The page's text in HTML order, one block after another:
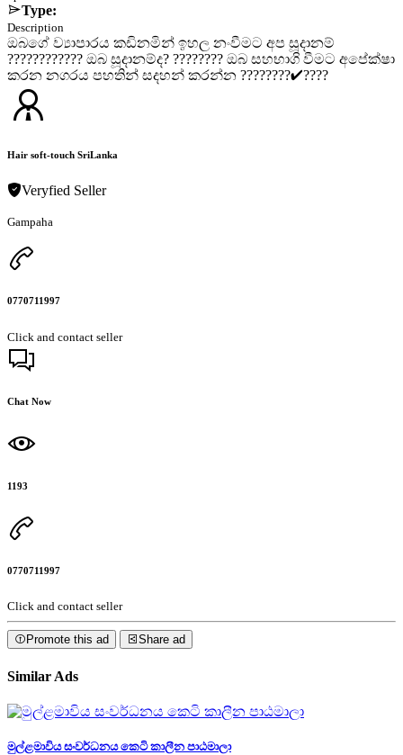
Type:
Description
ඔබගේ ව්‍යාපාරය කඩිනමින් ඉහල නංවීමට අප සූදානම්
???????????? ඔබ සූදානම්ද? ???????? ඔබ සහභාගි වීමට අපේක්ෂා
කරන නගරය පහතින් සදහන් කරන්න ????????✔????️️
Hair soft-touch SriLanka
Veryfied Seller
Gampaha
0770711997
Click and contact seller
Chat Now
1193
0770711997
Click and contact seller
Promote this ad Share ad
Similar Ads
මුල්ළමාවිය සංවර්ධනය කෙටි කාලීන පාඨමාලා